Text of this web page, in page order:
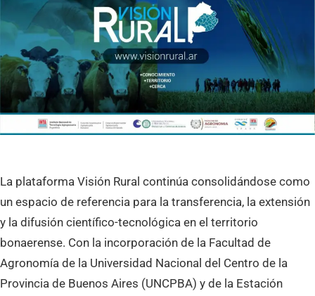
La plataforma Visión Rural continúa consolidándose como
un espacio de referencia para la transferencia, la extensión
y la difusión científico-tecnológica en el territorio
bonaerense. Con la incorporación de la Facultad de
Agronomía de la Universidad Nacional del Centro de la
Provincia de Buenos Aires (UNCPBA) y de la Estación